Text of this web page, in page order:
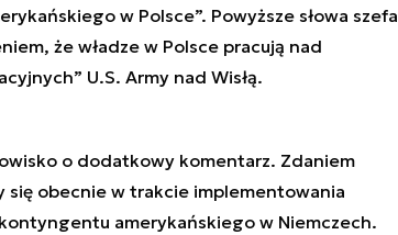
w Polsce”. Powyższe słowa szefa
że władze w Polsce pracują nad
U.S. Army nad Wisłą.
o dodatkowy komentarz. Zdaniem
się obecnie w trakcie implementowania
amerykańskiego w Niemczech.